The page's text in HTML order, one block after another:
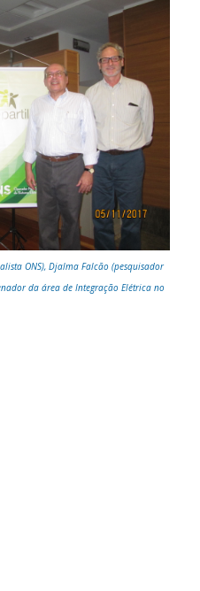
ONS), Djalma Falcão (pesquisador
da área de Integração Elétrica no